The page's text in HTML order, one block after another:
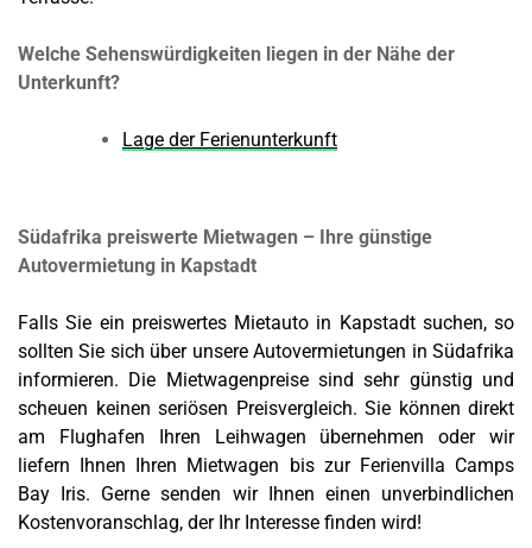
Welche Sehenswürdigkeiten liegen in der Nähe der
Unterkunft?
Lage der Ferienunterkunft
Südafrika preiswerte Mietwagen – Ihre günstige
Autovermietung in Kapstadt
Falls Sie ein preiswertes Mietauto in Kapstadt suchen, so
sollten Sie sich über unsere Autovermietungen in Südafrika
informieren. Die Mietwagenpreise sind sehr günstig und
scheuen keinen seriösen Preisvergleich. Sie können direkt
am Flughafen Ihren Leihwagen übernehmen oder wir
liefern Ihnen Ihren Mietwagen bis zur Ferienvilla Camps
Bay Iris. Gerne senden wir Ihnen einen unverbindlichen
Kostenvoranschlag, der Ihr Interesse finden wird!